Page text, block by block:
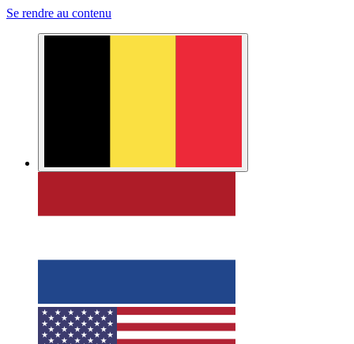
Se rendre au contenu